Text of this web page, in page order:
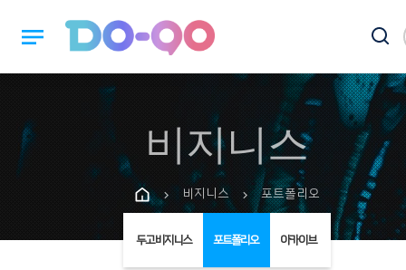
notes
비지니스
chevron_right 비지니스 chevron_right 포트폴리오
두고 비지니스 포트폴리오 아카이브